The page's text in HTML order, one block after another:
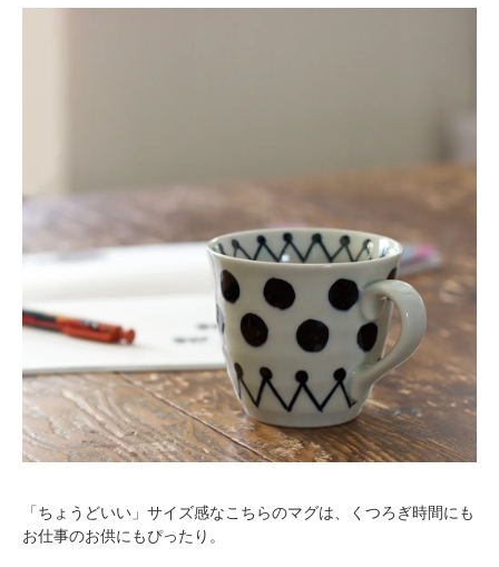
「ちょうどいい」サイズ感なこちらのマグは、くつろぎ時間にも
お仕事のお供にもぴったり。